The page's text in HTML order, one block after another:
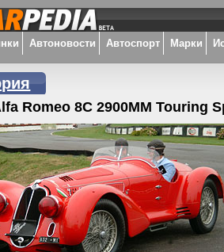
Автоновости Автоспорт Марки
Romeo 8C 2900MM Touring